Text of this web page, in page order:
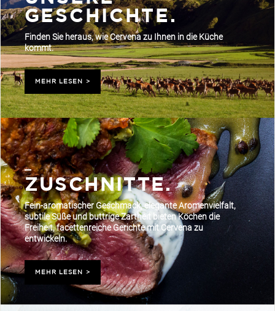
GESCHICHTE.
Finden Sie heraus, wie Cervena zu Ihnen in die Küche
kommt.
MEHR LESEN >
ZUSCHNITTE.
Fein-aromatischer Geschmack, elegante Aromenvielfalt,
subtile Süße und buttrige Zartheit bieten Köchen die
Freiheit, facettenreiche Gerichte mit Cervena zu
entwickeln.
MEHR LESEN >